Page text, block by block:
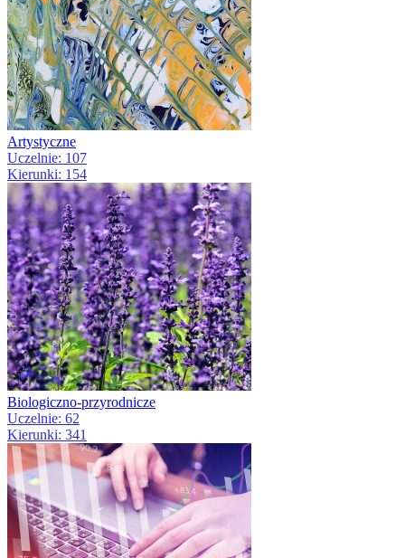
Artystyczne
Uczelnie: 107
Kierunki: 154
Biologiczno-przyrodnicze
Uczelnie: 62
Kierunki: 341